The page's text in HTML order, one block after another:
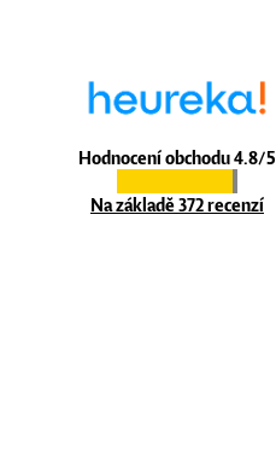
Hodnocení obchodu 4.8/5
Na základě 372 recenzí